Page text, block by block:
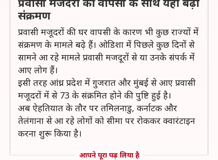
संक्रमण
प्रवासी मजूदरों की घर वापसी के कारण भी कुछ राज्यों में
संक्रमण के मामले बढ़े हैं। ओडिशा में पिछले कुछ दिनों से
सामने आ रहे मामले प्रवासी मजदूरों से या उनके संपर्क में
आए लोग हैं।
इसी तरह आंध्र प्रदेश में गुजरात और मुंबई से आए प्रवासी
मजूदरों में से 73 के संक्रमित होने की पुष्टि हुई है।
अब ऐहतियात के तौर पर तमिलनाडु, कर्नाटक और
तेलंगाना से आ रहे लोगों को सीमा पर रोककर क्वारंटाइन
करना शुरू किया है।
आपने पूरा पढ़ लिया है